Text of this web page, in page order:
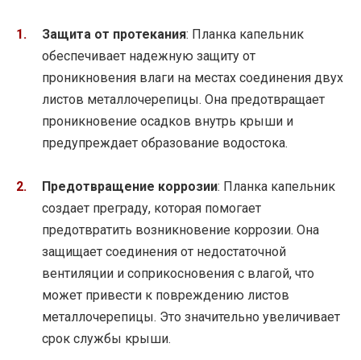
Защита от протекания: Планка капельник
обеспечивает надежную защиту от
проникновения влаги на местах соединения двух
листов металлочерепицы. Она предотвращает
проникновение осадков внутрь крыши и
предупреждает образование водостока.
Предотвращение коррозии: Планка капельник
создает преграду, которая помогает
предотвратить возникновение коррозии. Она
защищает соединения от недостаточной
вентиляции и соприкосновения с влагой, что
может привести к повреждению листов
металлочерепицы. Это значительно увеличивает
срок службы крыши.